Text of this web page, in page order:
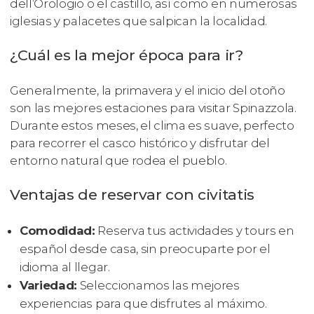
dell’Orologio o el castillo, así como en numerosas
iglesias y palacetes que salpican la localidad.
¿Cuál es la mejor época para ir?
Generalmente, la primavera y el inicio del otoño
son las mejores estaciones para visitar Spinazzola.
Durante estos meses, el clima es suave, perfecto
para recorrer el casco histórico y disfrutar del
entorno natural que rodea el pueblo.
Ventajas de reservar con civitatis
Comodidad: Reserva tus actividades y tours en
español desde casa, sin preocuparte por el
idioma al llegar.
Variedad: Seleccionamos las mejores
experiencias para que disfrutes al máximo.